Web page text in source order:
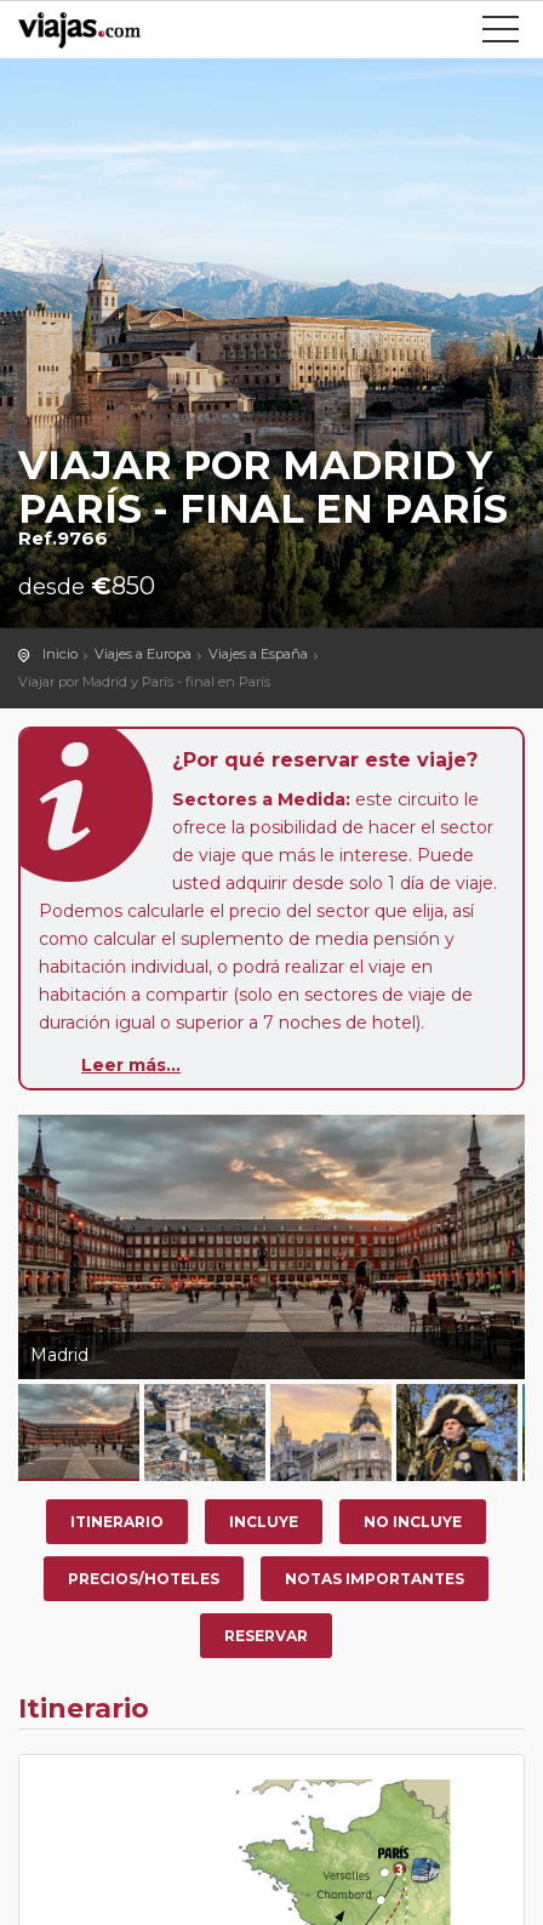
VIAJAR POR MADRID Y
PARÍS - FINAL EN PARÍS
Ref.9766
desde€850
Inicio Viajes a Europa
Viajes a España
Viajar por Madrid y París - final en París
¿Por qué reservar este viaje?
Sectores a Medida: este circuito le
ofrece la posibilidad de hacer el sector
de viaje que más le interese. Puede
usted adquirir desde solo 1 día de viaje.
Podemos calcularle el precio del sector que elija, así
como calcular el suplemento de media pensión y
habitación individual, o podrá realizar el viaje en
habitación a compartir (solo en sectores de viaje de
duración igual o superior a 7 noches de hotel).
Paradas en Ruta:
su viaje, en la ciudad que desee por período de 1, 3, 4 o
7 noches según circuito y fechas de salida. Es
fundamental que el circuito tenga salida posterior a la
fecha escogida y permita la salida deseada. El
suplemento por parada efectuada es de 40 Euros/52
Dólares por persona. Si la parada se realiza para tomar
otro circuito del mismo proveedor no se abonará este
suplemento.
Leer más...
Madrid
ITINERARIO INCLUYE NO INCLUYE
PRECIOS/HOTELES NOTAS IMPORTANTES
RESERVAR
Itinerario